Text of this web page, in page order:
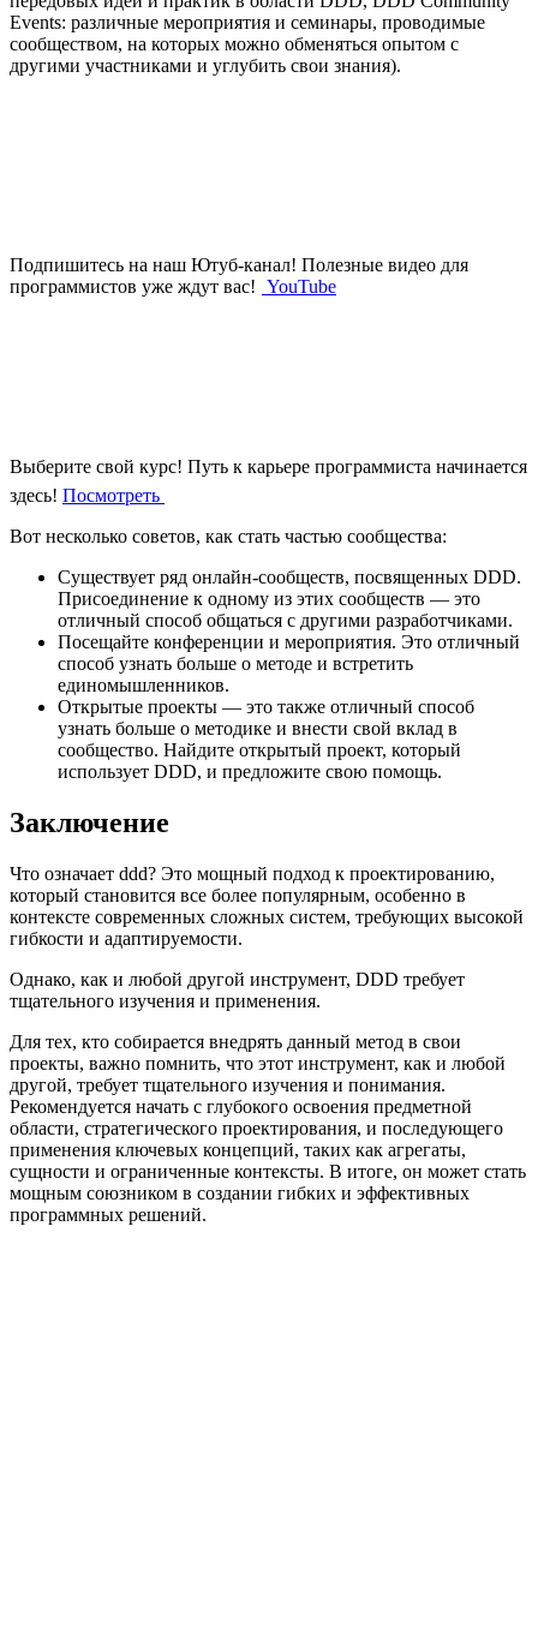
Events: различные мероприятия и семинары, проводимые
сообществом, на которых можно обменяться опытом с
другими участниками и углубить свои знания).
Подпишитесь на наш Ютуб-канал! Полезные видео для
программистов уже ждут вас! YouTube
Выберите свой курс! Путь к карьере программиста начинается
здесь! Посмотреть
Вот несколько советов, как стать частью сообщества:
Существует ряд онлайн-сообществ, посвященных DDD.
Присоединение к одному из этих сообществ — это
отличный способ общаться с другими разработчиками.
Посещайте конференции и мероприятия. Это отличный
способ узнать больше о методе и встретить
единомышленников.
Открытые проекты — это также отличный способ
узнать больше о методике и внести свой вклад в
сообщество. Найдите открытый проект, который
использует DDD, и предложите свою помощь.
Заключение
Что означает ddd? Это мощный подход к проектированию,
который становится все более популярным, особенно в
контексте современных сложных систем, требующих высокой
гибкости и адаптируемости.
Однако, как и любой другой инструмент, DDD требует
тщательного изучения и применения.
Для тех, кто собирается внедрять данный метод в свои
проекты, важно помнить, что этот инструмент, как и любой
другой, требует тщательного изучения и понимания.
Рекомендуется начать с глубокого освоения предметной
области, стратегического проектирования, и последующего
применения ключевых концепций, таких как агрегаты,
сущности и ограниченные контексты. В итоге, он может стать
мощным союзником в создании гибких и эффективных
программных решений.